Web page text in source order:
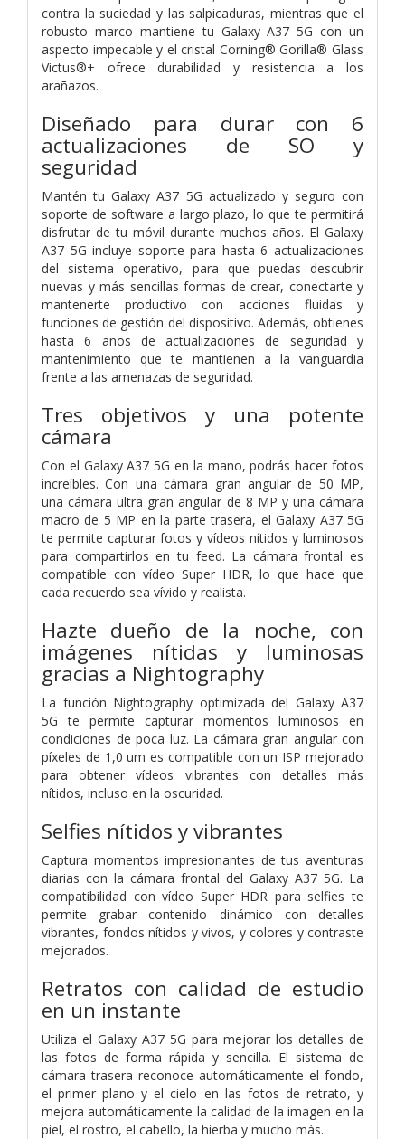
contra la suciedad y las salpicaduras, mientras que el
robusto marco mantiene tu Galaxy A37 5G con un
aspecto impecable y el cristal Corning® Gorilla® Glass
Victus®+ ofrece durabilidad y resistencia a los
arañazos.
Diseñado para durar con 6
actualizaciones de SO y
seguridad
Mantén tu Galaxy A37 5G actualizado y seguro con
soporte de software a largo plazo, lo que te permitirá
disfrutar de tu móvil durante muchos años. El Galaxy
A37 5G incluye soporte para hasta 6 actualizaciones
del sistema operativo, para que puedas descubrir
nuevas y más sencillas formas de crear, conectarte y
mantenerte productivo con acciones fluidas y
funciones de gestión del dispositivo. Además, obtienes
hasta 6 años de actualizaciones de seguridad y
mantenimiento que te mantienen a la vanguardia
frente a las amenazas de seguridad.
Tres objetivos y una potente
cámara
Con el Galaxy A37 5G en la mano, podrás hacer fotos
increíbles. Con una cámara gran angular de 50 MP,
una cámara ultra gran angular de 8 MP y una cámara
macro de 5 MP en la parte trasera, el Galaxy A37 5G
te permite capturar fotos y vídeos nítidos y luminosos
para compartirlos en tu feed. La cámara frontal es
compatible con vídeo Super HDR, lo que hace que
cada recuerdo sea vívido y realista.
Hazte dueño de la noche, con
imágenes nítidas y luminosas
gracias a Nightography
La función Nightography optimizada del Galaxy A37
5G te permite capturar momentos luminosos en
condiciones de poca luz. La cámara gran angular con
píxeles de 1,0 um es compatible con un ISP mejorado
para obtener vídeos vibrantes con detalles más
nítidos, incluso en la oscuridad.
Selfies nítidos y vibrantes
Captura momentos impresionantes de tus aventuras
diarias con la cámara frontal del Galaxy A37 5G. La
compatibilidad con vídeo Super HDR para selfies te
permite grabar contenido dinámico con detalles
vibrantes, fondos nítidos y vivos, y colores y contraste
mejorados.
Retratos con calidad de estudio
en un instante
Utiliza el Galaxy A37 5G para mejorar los detalles de
las fotos de forma rápida y sencilla. El sistema de
cámara trasera reconoce automáticamente el fondo,
el primer plano y el cielo en las fotos de retrato, y
mejora automáticamente la calidad de la imagen en la
piel, el rostro, el cabello, la hierba y mucho más.